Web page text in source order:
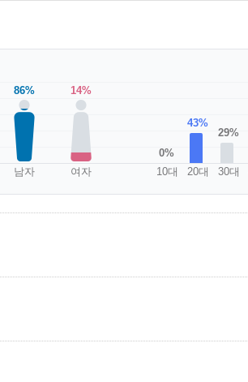
86%
남자
14%
여자
0%
10대
43%
20대
29%
30대